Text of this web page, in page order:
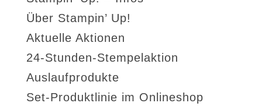
Über Stampin’ Up!
Aktuelle Aktionen
24-Stunden-Stempelaktion
Auslaufprodukte
Set-Produktlinie im Onlineshop